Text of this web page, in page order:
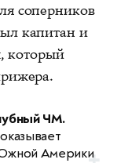
соперников
капитан и
, который
ЧМ.
Америки